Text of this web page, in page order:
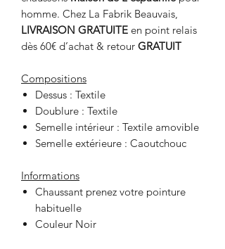
homme. Chez La Fabrik Beauvais,
LIVRAISON GRATUITE en point relais
dès 60€ d’achat & retour GRATUIT
Compositions
Dessus : Textile
Doublure : Textile
Semelle intérieur : Textile amovible
Semelle extérieure : Caoutchouc
Informations
Chaussant prenez votre pointure
habituelle
Couleur Noir